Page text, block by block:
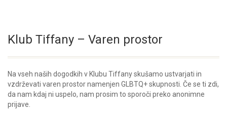
Klub Tiffany – Varen prostor
Na vseh naših dogodkih v Klubu Tiffany skušamo ustvarjati in
vzdrževati varen prostor namenjen GLBTQ+ skupnosti. Če se ti zdi,
da nam kdaj ni uspelo, nam prosim to sporoči preko anonimne
prijave.